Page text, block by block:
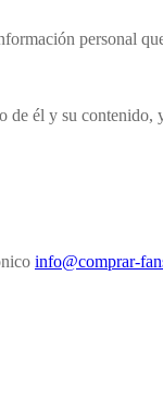
personal
de él y su contenido,
info@comprar-